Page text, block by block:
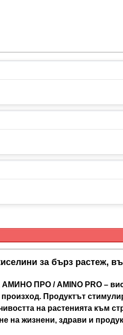
за бърз растеж,
ПРО / AMINO PRO –
Продуктът
на растенията към
на жизнени, здрави и